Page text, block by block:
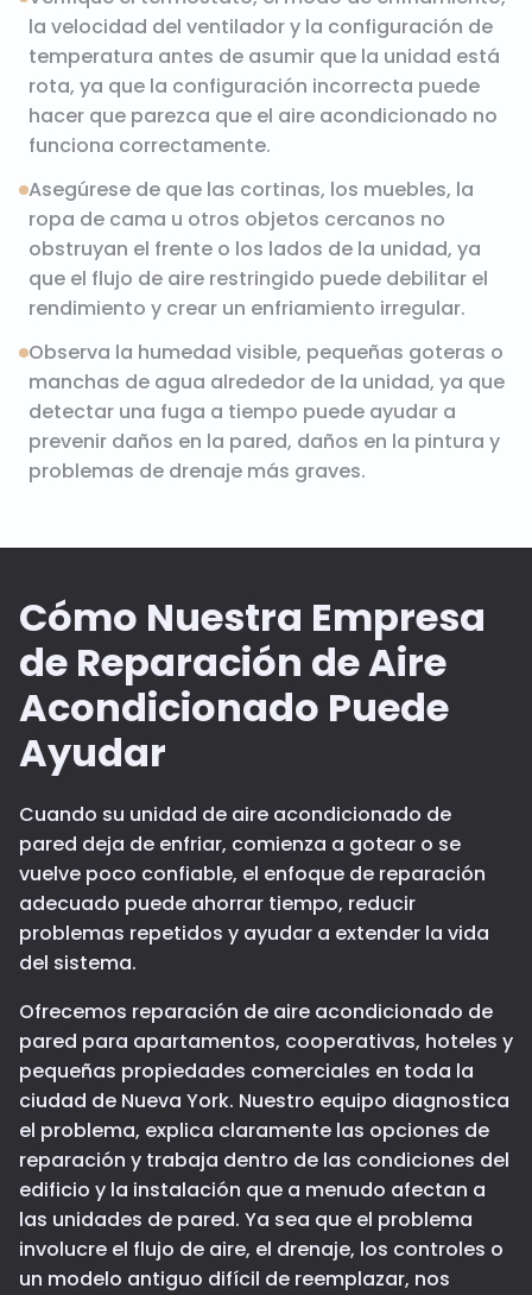
la velocidad del ventilador y la configuración de
temperatura antes de asumir que la unidad está
rota, ya que la configuración incorrecta puede
hacer que parezca que el aire acondicionado no
funciona correctamente.
Asegúrese de que las cortinas, los muebles, la
ropa de cama u otros objetos cercanos no
obstruyan el frente o los lados de la unidad, ya
que el flujo de aire restringido puede debilitar el
rendimiento y crear un enfriamiento irregular.
Observa la humedad visible, pequeñas goteras o
manchas de agua alrededor de la unidad, ya que
detectar una fuga a tiempo puede ayudar a
prevenir daños en la pared, daños en la pintura y
problemas de drenaje más graves.
Cómo Nuestra Empresa
de Reparación de Aire
Acondicionado Puede
Ayudar
Cuando su unidad de aire acondicionado de
pared deja de enfriar, comienza a gotear o se
vuelve poco confiable, el enfoque de reparación
adecuado puede ahorrar tiempo, reducir
problemas repetidos y ayudar a extender la vida
del sistema.
Ofrecemos reparación de aire acondicionado de
pared para apartamentos, cooperativas, hoteles y
pequeñas propiedades comerciales en toda la
ciudad de Nueva York. Nuestro equipo diagnostica
el problema, explica claramente las opciones de
reparación y trabaja dentro de las condiciones del
edificio y la instalación que a menudo afectan a
las unidades de pared. Ya sea que el problema
involucre el flujo de aire, el drenaje, los controles o
un modelo antiguo difícil de reemplazar, nos